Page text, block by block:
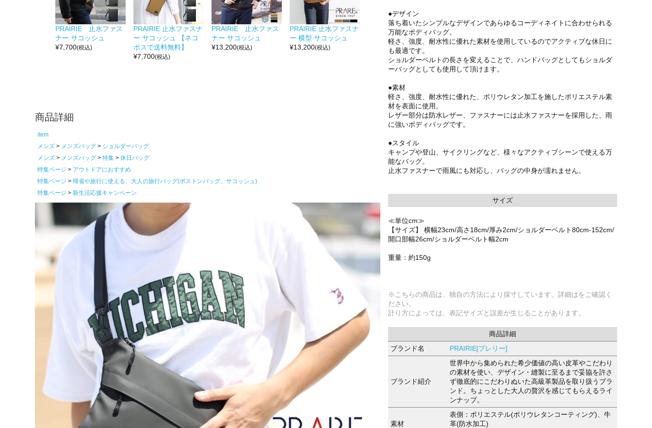
PRAIRIE 止水ファス
ナー サコッシュ
¥7,700(税込)
PRAIRIE 止水ファスナ
ー サコッシュ 【ネコ
ポスで送料無料】
¥7,700(税込)
PRAIRIE 止水ファス
ナー サコッシュ
¥13,200(税込)
PRAIRIE 止水ファスナ
ー 横型 サコッシュ
¥13,200(税込)
商品詳細
item
メンズ
メンズバッグ
ショルダーバッグ
メンズ
メンズバッグ 特集
休日バッグ
特集ページ
アウトドアにおすすめ
特集ページ
帰省や旅行に使える、大人の旅行バッグ(ボストンバッグ、サコッシュ)
特集ページ
新生活応援キャンペーン
●デザイン
落ち着いたシンプルなデザインであらゆるコーディネイトに合わせられる
万能なボディバッグ。
軽さ、強度、耐水性に優れた素材を使用しているのでアクティブな休日に
も最適です。
ショルダーベルトの長さを変えることで、ハンドバッグとしてもショルダ
ーバッグとしても使用して頂けます。
●素材
軽さ、強度、耐水性に優れた、ポリウレタン加工を施したポリエステル素
材を表面に使用。
レザー部分は防水レザー、ファスナーには止水ファスナーを採用した、雨
に強いボディバッグです。
●スタイル
キャンプや登山、サイクリングなど、様々なアクティブシーンで使える万
能なバッグ。
止水ファスナーで雨風にも対応し、バッグの中身が濡れません。
サイズ
≪単位cm≫
【サイズ】 横幅23cm/高さ18cm/厚み2cm/ショルダーベルト80cm-152cm/
開口部幅26cm/ショルダーベルト幅2cm
重量：約150g
※こちらの商品は、独自の方法により採寸しています。詳細はをご確認く
ださい。
計り方によっては、表記サイズと誤差が生じることがあります。
商品詳細
ブランド名
PRAIRIE[プレリー]
ブランド紹介
世界中から集められた希少価値の高い皮革やこだわり
の素材を使い、デザイン・縫製に至るまで妥協を許さ
ず徹底的にこだわりぬいた高級革製品を取り扱うブラ
ンド。ちょっとした大人の贅沢を感じてもらえるライ
ンナップ。
素材
表側：ポリエステル(ポリウレタンコーティング)、牛
革(防水加工)